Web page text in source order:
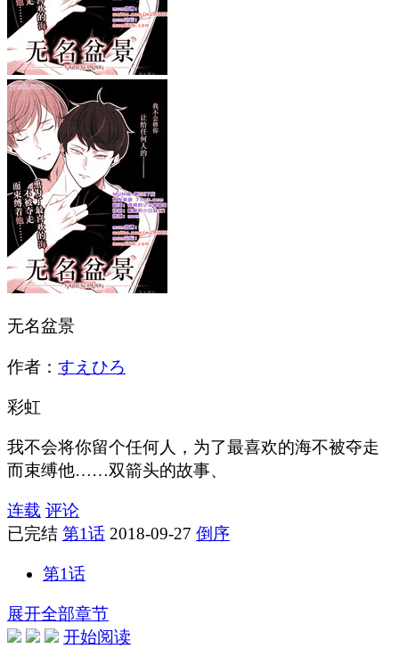
无名盆景
作者： すえひろ
彩虹
我不会将你留个任何人，为了最喜欢的海不被夺走
而束缚他……双箭头的故事、
连载 评论
已完结 第1话 2018-09-27 倒序
第1话
展开全部章节
开始阅读